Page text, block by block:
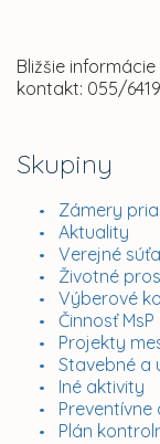
Skupiny
Zámery
Aktuality
Verejné
Životné
Výberové
Činnosť MsP
Projekty
Stavebné a
Iné aktivity
Preventívne
Plán
Bližšie
kontakt: 055/